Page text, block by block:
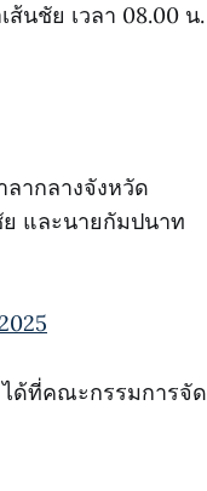
นชัย เวลา 08.00 น.
ากลางจังหวัด
และนายกัมปนาท
ได้ที่คณะกรรมการจัด